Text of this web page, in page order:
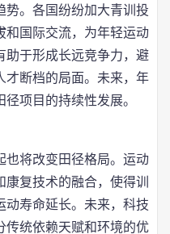
势。各国纷纷加大青训投
和国际交流，为年轻运动
助于形成长远竞争力，避
才断档的局面。未来，年
项目的持续性发展。
也将改变田径格局。运动
复技术的融合，使得训
动寿命延长。未来，科技
传统依赖天赋和环境的优